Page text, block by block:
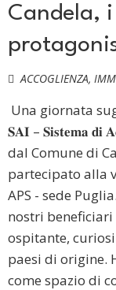
Candela,
ACCOGLIENZA,
Una giornata
𝐒𝐀𝐈 – 𝐒𝐢𝐬𝐭𝐞𝐦𝐚 𝐝𝐢
dal Comune di
partecipato alla
APS - sede
nostri
ospitante,
paesi di origine.
come spazio di